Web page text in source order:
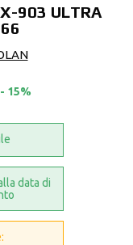
X-903 ULTRA
- 15%
data di